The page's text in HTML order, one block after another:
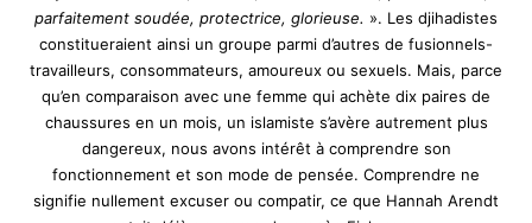
parfaitement soudée, protectrice, glorieuse. ». Les djihadistes
constitueraient ainsi un groupe parmi d’autres de fusionnels-
travailleurs, consommateurs, amoureux ou sexuels. Mais, parce
qu’en comparaison avec une femme qui achète dix paires de
chaussures en un mois, un islamiste s’avère autrement plus
dangereux, nous avons intérêt à comprendre son
fonctionnement et son mode de pensée. Comprendre ne
signifie nullement excuser ou compatir, ce que Hannah Arendt